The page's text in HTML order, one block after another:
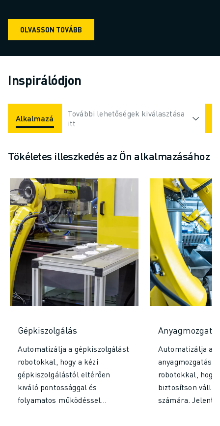
OLVASSON TOVÁBB
Inspirálódjon
Alkalmazások Iparágak
További lehetőségek kiválasztása
itt
Tökéletes illeszkedés az Ön alkalmazásához
Gépkiszolgálás
Automatizálja a gépkiszolgálást
robotokkal, hogy a kézi
gépkiszolgálástól eltérően
kiváló pontossággal és
folyamatos működéssel
Automatizálja az
anyagmozgatást
robotokkal, hogy
biztosítson
számára.